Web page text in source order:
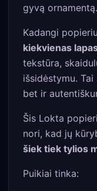
gyvą ornamentą.
Kadangi
kiekvienas
tekstūra,
išsidėstymu.
bet ir
Šis Lokta
nori, kad jų
šiek tiek tylios
Puikiai tinka: